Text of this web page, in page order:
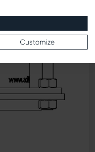
Customize